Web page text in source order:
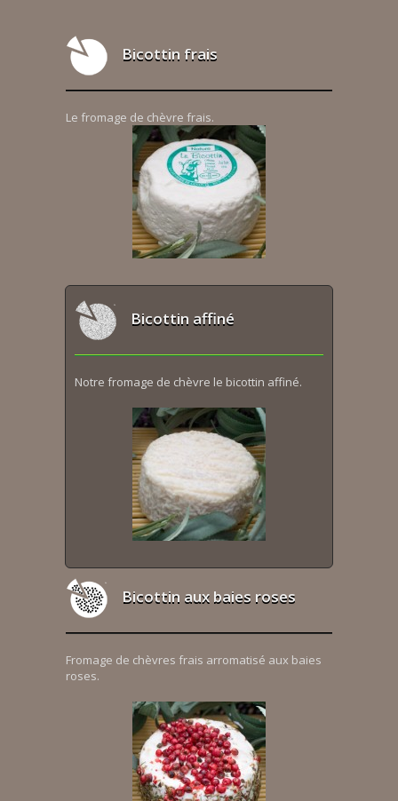
Bicottin frais
Le fromage de chèvre frais.
Bicottin affiné
Notre fromage de chèvre le bicottin affiné.
Bicottin aux baies roses
Fromage de chèvres frais arromatisé aux baies
roses.